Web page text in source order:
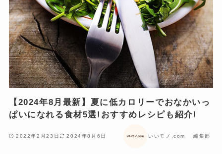
【2024年8月最新】夏に低カロリーでおなかいっ
ぱいになれる食材5選!おすすめレシピも紹介!
2022年2月23日 2024年8月6日 いいモノ.com 編集部